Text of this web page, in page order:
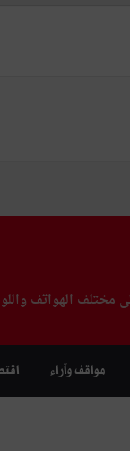
مختلف الهواتف
مواقف وآراء